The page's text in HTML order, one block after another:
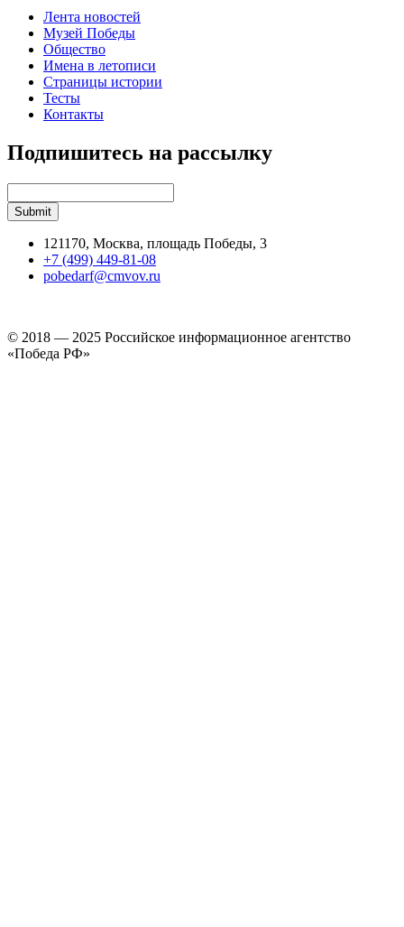
Лента новостей
Музей Победы
Общество
Имена в летописи
Страницы истории
Тесты
Контакты
Подпишитесь на рассылку
121170, Москва, площадь Победы, 3
+7 (499) 449-81-08
pobedarf@cmvov.ru
© 2018 — 2025 Российское информационное агентство
«Победа РФ»